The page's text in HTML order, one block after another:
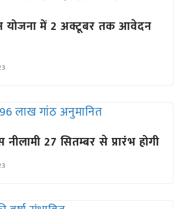
योजना में 2 अक्टूबर तक आवेदन
27 सितम्बर से प्रारंभ होगी